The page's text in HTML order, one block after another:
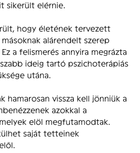
sikerült elérnie.
hogy életének tervezett
alárendelt szerep
a felismerés annyira megrázta
ideig tartó pszichoterápiás
utána.
hamarosan vissza kell jönniük a
azokkal a
elöl megfutamodtak.
saját tetteinek